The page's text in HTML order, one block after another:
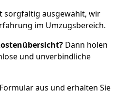
sorgfältig ausgewählt, wir
im Umzugsbereich.
Dann holen
und unverbindliche
aus und erhalten Sie